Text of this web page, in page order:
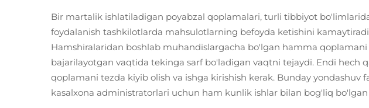
Bir martalik ishlatiladigan poyabzal qoplamalari, turli tibbiyot
foydalanish tashkilotlarda mahsulotlarning befoyda ketishini
Hamshiralaridan boshlab muhandislargacha bo'lgan hamma
bajarilayotgan vaqtida tekinga sarf bo'ladigan vaqtni tejaydi. Endi
qoplamani tezda kiyib olish va ishga kirishish kerak. Bunday
kasalxona administratorlari uchun ham kunlik ishlar bilan bog'liq